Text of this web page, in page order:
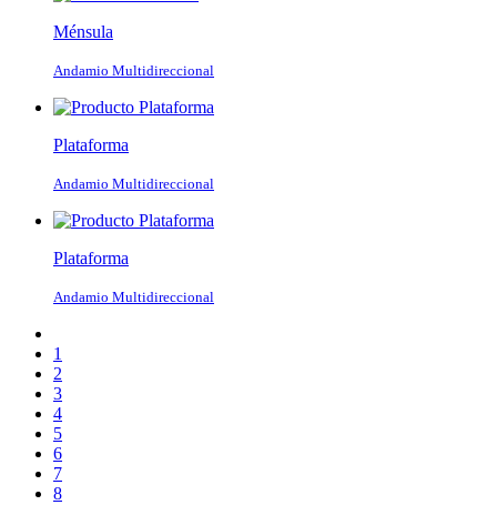
Ménsula
Andamio Multidireccional
Plataforma
Andamio Multidireccional
Plataforma
Andamio Multidireccional
1
2
3
4
5
6
7
8